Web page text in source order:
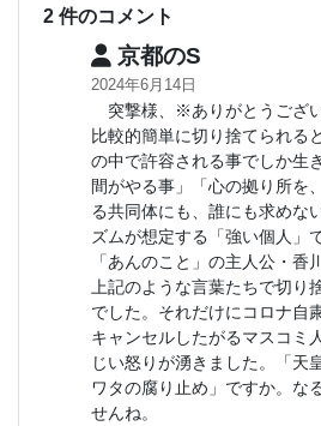
2 件のコメント
京都のS
2024年6月14日
突撃様、※ありがとうござ
比較的簡単に切り捨てられる
の中で許容される事でしか生
間がやる事」「心の拠り所を
る共同体にも、誰にも求めな
ズムが想定する「強い個人」
「あんのこと」の主人公・香
上記のような言葉たちで切り
でした。それだけにコロナ自
キャンセルしたがるマスコミ
じい怒りが湧きました。「天
ワタの腐り止め」ですか。な
せんね。